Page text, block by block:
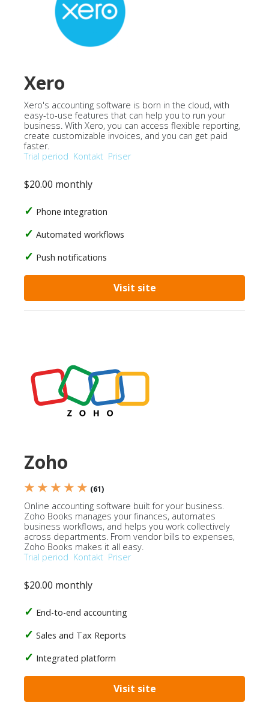
Xero
Xero's accounting software is born in the cloud, with
easy-to-use features that can help you to run your
business. With Xero, you can access flexible reporting,
create customizable invoices, and you can get paid
faster.
Trial period Kontakt Priser
$20.00 monthly
Phone integration
Automated workflows
Push notifications
Visit site
Zoho
★ ★ ★ ★ ★ (61)
Online accounting software built for your business.
Zoho Books manages your finances, automates
business workflows, and helps you work collectively
across departments. From vendor bills to expenses,
Zoho Books makes it all easy.
Trial period Kontakt Priser
$20.00 monthly
End-to-end accounting
Sales and Tax Reports
Integrated platform
Visit site